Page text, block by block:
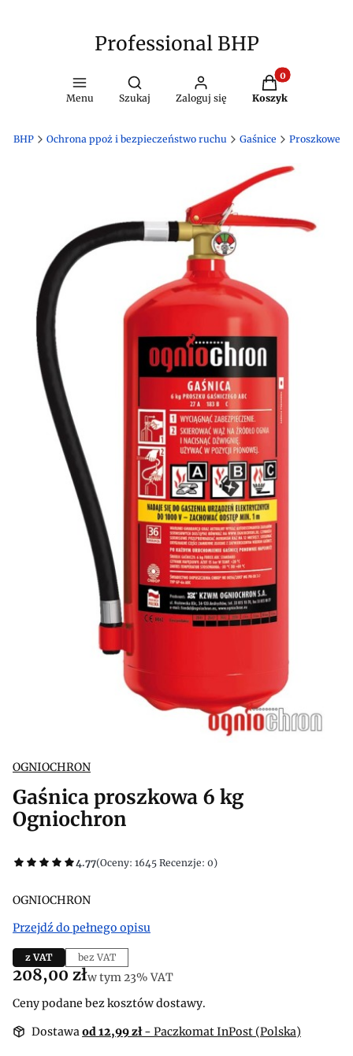
Professional BHP
Menu
Otwórz wyszukiwarkę
Szukaj Zaloguj się
Produkty w
Koszyk
BHP Ochrona ppoż i bezpieczeństwo ruchu Gaśnice Proszkowe
OGNIOCHRON
Gaśnica proszkowa 6 kg
Ogniochron
4.77(Oceny: 1645 Recenzje: 0)
OGNIOCHRON
Przejdź do pełnego opisu
z VAT bez VAT
Cena
208,00 złw tym 23% VAT
w tym23% VAT
Ceny podane bez kosztów dostawy.
Dostawaod 12,99 zł- Paczkomat InPost (Polska)